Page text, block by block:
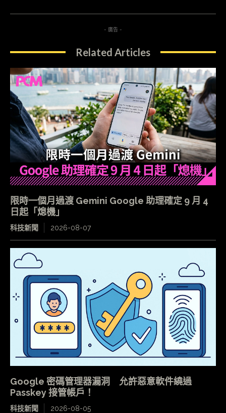
- 廣告 -
Related Articles
限時一個月過渡 Gemini Google 助理確定 9 月 4
日起「熄機」
科技新聞 2026-08-07
Google 密碼管理器漏洞 允許惡意軟件繞過
Passkey 接管帳戶！
科技新聞 2026-08-05